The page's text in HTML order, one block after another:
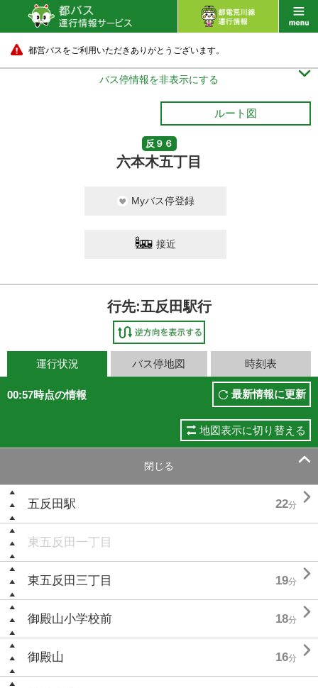
都営バスをご利用いただきありがとうございます。
バス停情報を非表示にする 
ルート図
反９６
六本木五丁目
Myバス停登録
接近
行先:五反田駅行
運行状況 バス停地図 時刻表
00:57時点の情報 最新情報に更新
地図表示に切り替える
閉じる 
五反田駅 22分 
東五反田一丁目
東五反田三丁目 19分 
御殿山小学校前 18分 
御殿山 16分 